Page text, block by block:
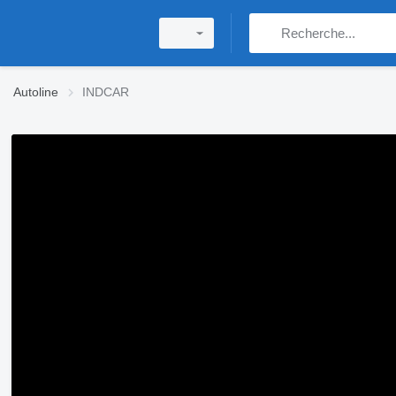
Autoline INDCAR